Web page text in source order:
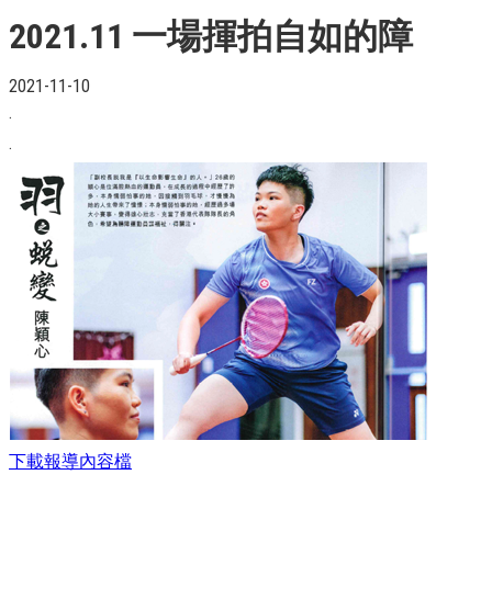
2021.11 一場揮拍自如的障
2021-11-10
.
.
下載報導內容檔